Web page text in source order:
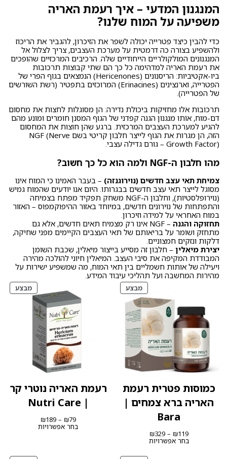
המנגנון המדעי – איך רעמת האריה
משפיעה על המוח שלנו?
כדי להבין כיצד פטרייה יכולה לשפר את הזיכרון, להגביר את הריכוז
ולהשפיע בצורה כה דרמטית על מערכת העצבים, צריך לצלול אל
המנגנונים המולקולריים הייחודיים שלה. הרכיבים המרכזיים שהופכים
את רעמת האריה למדהימה כל כך הם שתי קבוצות תרכובות
ביו-אקטיביות: הריסנונים (Hericenones) הנמצאים בגוף הפרי של
הפטרייה, וארנצינים (Erinacines) המרוכזים בתפטיר (רשת השורשים
של הפטרייה).
תרכובות אלו מחזיקות ביכולת נדירה: הן מסוגלות לחצות את מחסום
דם-מוח, אותו מנגנון הגנה קפדני של הגוף המסנן חומרים ומונע מהם
להגיע למערכת העצבים המרכזית. ברגע שהן חוצות את המחסום
הזה, הן מגרות את הגוף לייצר חלבון קריטי בשם NGF (Nerve
Growth Factor) – גורם גדילה עצבי.
מהו חלבון ה-NGF ולמה הוא כל כך חשוב?
צמיחת תאי עצב חדשים (נוירוגנזה) – בעבר האמינו כי המוח אינו
מסוגל לייצר תאי עצב חדשים בבגרותו. היום אנו יודעים שהמוח גמיש
(נוירופלסטיות), וחלבון ה-NGF משחק תפקיד מפתח בצמיחה
והתפתחות של נוירונים חדשים, במיוחד באזור ההיפוקמפוס – האזור
במוח האחראי על למידה וזיכרון.
תחזוקה והגנה
– NGF אינו רק מצמיח תאים חדשים, אלא גם
מתחזק ושומר על בריאותם של תאי העצבים הקיימים מפני שחיקה,
דלקות ונזקים חמצוניים.
יצירת מיאלין – חלבון זה מסייע בייצור מיאלין, שכבת השומן
המבודדת המקיפה את סיבי העצב. המיאלין חיוני להולכה מהירה
ויעילה של אותות חשמליים בין תאי המוח, מה שמשפיע ישירות על
מהירות המחשבה ועל תהליכי עיבוד המידע.
מבצעמוצרים
במבצע
כמוסות פטרית רעמת
האריה ברא צמחים |
Bara
₪119
–
₪329
מחירים:
עד
בחר אפשרויות
מבצע
רעמת האריה נוטרי קר
| Nutri Care
₪79
–
₪189
מחירים:בחר אפשרויות